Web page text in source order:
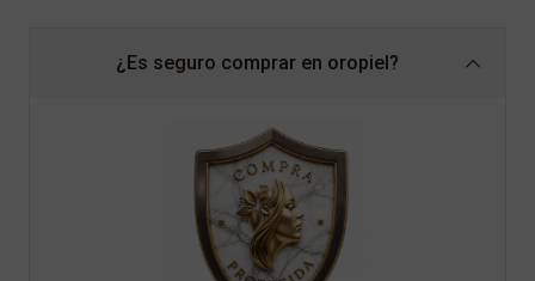
¿Es seguro comprar en oropiel?